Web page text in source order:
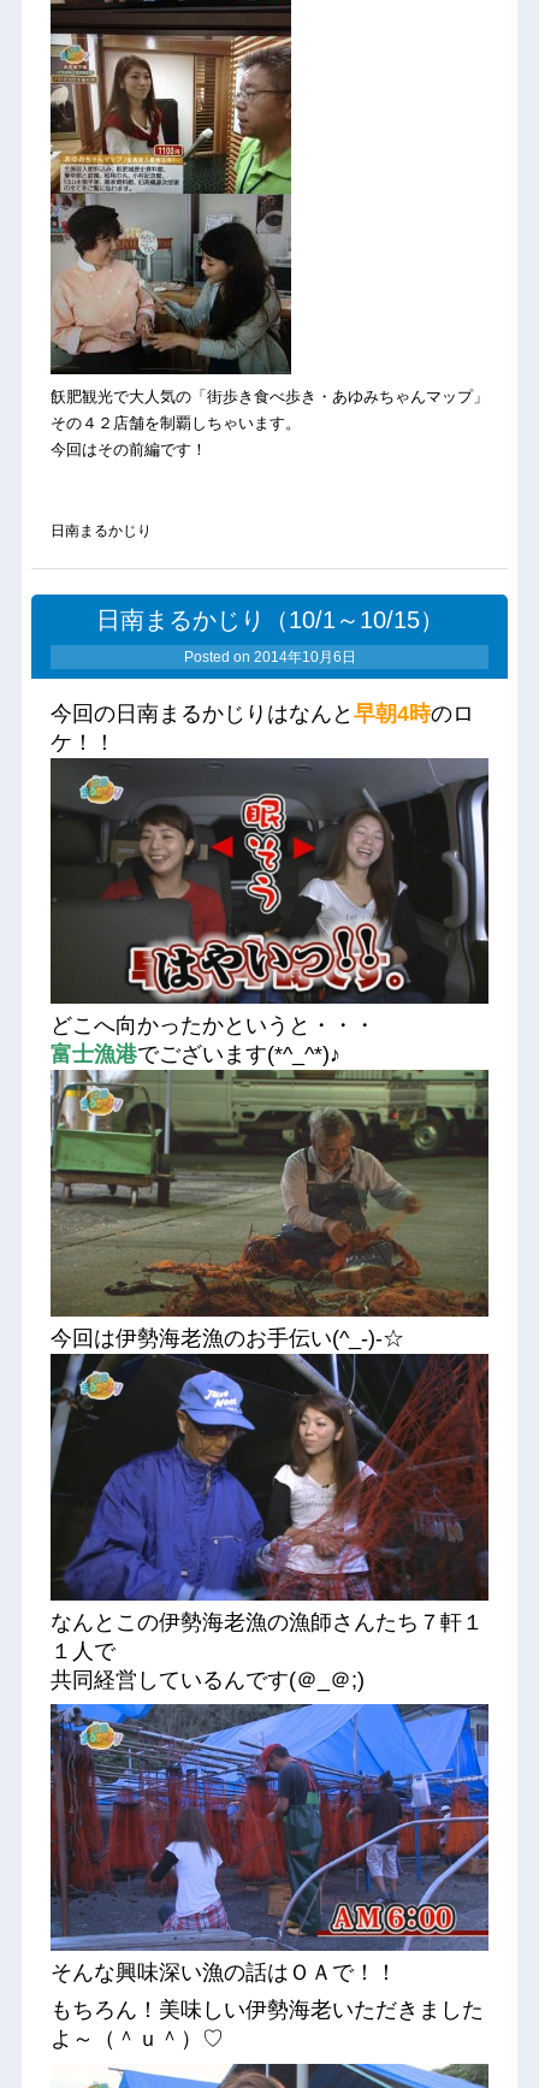
飫肥観光で大人気の「街歩き食べ歩き・あゆみちゃんマップ」
その４２店舗を制覇しちゃいます。
今回はその前編です！
日南まるかじり
日南まるかじり（10/1～10/15）
Posted on 2014年10月6日
今回の日南まるかじりはなんと 早朝4時のロ
ケ！！
どこへ向かったかというと・・・
富士漁港でございます(*^_^*)♪
今回は伊勢海老漁のお手伝い(^_-)-☆
なんとこの伊勢海老漁の漁師さんたち７軒１
１人で
共同経営しているんです(＠_＠;)
そんな興味深い漁の話はＯＡで！！
もちろん！美味しい伊勢海老いただきました
よ～（＾ｕ＾）♡